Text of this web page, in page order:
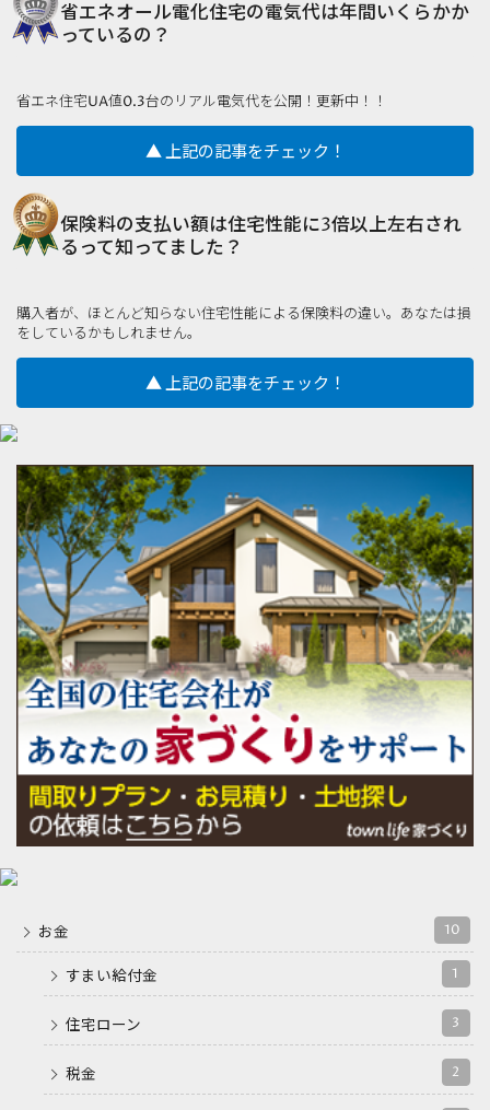
省エネオール電化住宅の電気代は年間いくらかか
っているの？
省エネ住宅UA値0.3台のリアル電気代を公開！更新中！！
▲ 上記の記事をチェック！
保険料の支払い額は住宅性能に3倍以上左右され
るって知ってました？
購入者が、ほとんど知らない住宅性能による保険料の違い。あなたは損
をしているかもしれません。
▲ 上記の記事をチェック！
お金 10
すまい給付金 1
住宅ローン 3
税金 2